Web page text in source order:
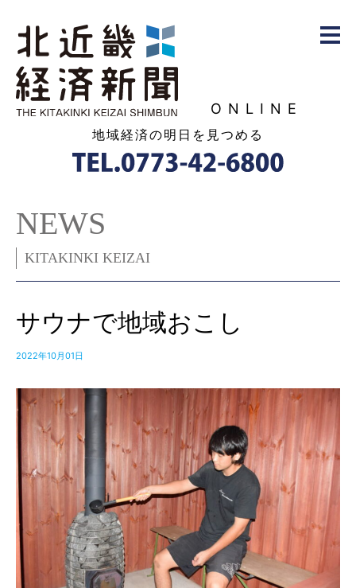
ONLINE
地域経済の明日を見つめる
NEWS
KITAKINKI KEIZAI
サウナで地域おこし
2022年10月01日